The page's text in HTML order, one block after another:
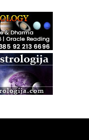
Online – otvoreno za
i Online